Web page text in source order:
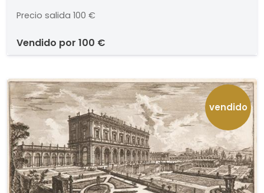
Precio salida 100 €
vendido por 100 €
vendido